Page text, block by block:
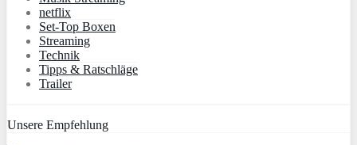
netflix
Set-Top Boxen
Streaming
Technik
Tipps & Ratschläge
Trailer
Unsere Empfehlung